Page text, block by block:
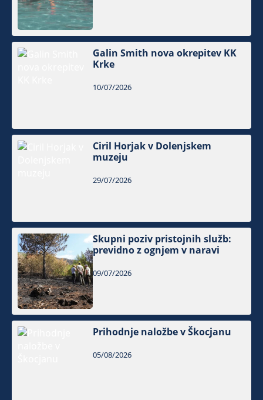
Galin Smith nova okrepitev KK
Krke
10/07/2026
Ciril Horjak v Dolenjskem
muzeju
29/07/2026
Skupni poziv pristojnih služb:
previdno z ognjem v naravi
09/07/2026
Prihodnje naložbe v Škocjanu
05/08/2026